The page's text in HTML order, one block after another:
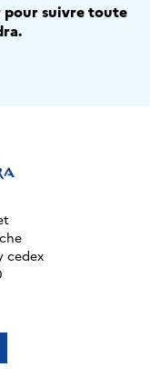
pour suivre toute
cedex